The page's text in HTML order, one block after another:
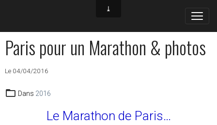
Paris pour un Marathon & photos
Le 04/04/2016
Dans 2016
Le Marathon de Paris…